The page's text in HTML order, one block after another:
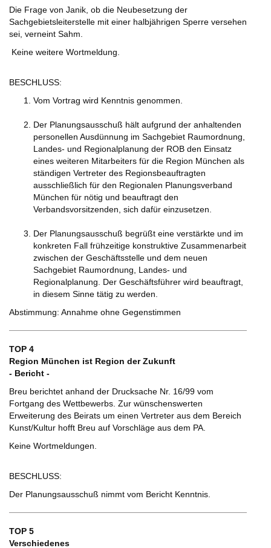
Die Frage von Janik, ob die Neubesetzung der
Sachgebietsleiterstelle mit einer halbjährigen Sperre versehen
sei, verneint Sahm.
Keine weitere Wortmeldung.
BESCHLUSS:
Vom Vortrag wird Kenntnis genommen.
Der Planungsausschuß hält aufgrund der anhaltenden
personellen Ausdünnung im Sachgebiet Raumordnung,
Landes- und Regionalplanung der ROB den Einsatz
eines weiteren Mitarbeiters für die Region München als
ständigen Vertreter des Regionsbeauftragten
ausschließlich für den Regionalen Planungsverband
München für nötig und beauftragt den
Verbandsvorsitzenden, sich dafür einzusetzen.
Der Planungsausschuß begrüßt eine verstärkte und im
konkreten Fall frühzeitige konstruktive Zusammenarbeit
zwischen der Geschäftsstelle und dem neuen
Sachgebiet Raumordnung, Landes- und
Regionalplanung. Der Geschäftsführer wird beauftragt,
in diesem Sinne tätig zu werden.
Abstimmung: Annahme ohne Gegenstimmen
TOP 4
Region München ist Region der Zukunft
- Bericht -
Breu berichtet anhand der Drucksache Nr. 16/99 vom
Fortgang des Wettbewerbs. Zur wünschenswerten
Erweiterung des Beirats um einen Vertreter aus dem Bereich
Kunst/Kultur hofft Breu auf Vorschläge aus dem PA.
Keine Wortmeldungen.
BESCHLUSS:
Der Planungsausschuß nimmt vom Bericht Kenntnis.
TOP 5
Verschiedenes